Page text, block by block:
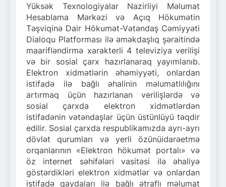
Yüksək Texnologiyalar Nazirliyi Məlumat
Hesablama Mərkəzi və Açıq Hökumətin
Təşviqinə Dair Hökumət-Vətəndaş Cəmiyyəti
Dialoqu Platforması ilə əməkdaşlıq şəraitində
maarifləndirmə xarakterli 4 televiziya verilişi
və bir sosial çarx hazırlanaraq yayımlanıb.
Elektron xidmətlərin əhəmiyyəti, onlardan
istifadə ilə bağlı əhalinin məlumatlılığını
artırmaq üçün hazırlanan verilişlərdə və
sosial çarxda elektron xidmətlərdən
istifadənin vətəndaşlar üçün üstünlüyü təqdir
edilir. Sosial çarxda respublikamızda ayrı-ayrı
dövlət qurumları və yerli özünüidarəetmə
orqanlarının «Elektron hökumət portalı» və
öz internet səhifələri vasitəsi ilə əhaliyə
göstərdikləri elektron xidmətlər və onlardan
istifadə qaydaları ilə bağlı ətraflı məlumat